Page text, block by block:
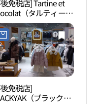
免税店] Tartine et
（タルティーヌ
ョコラ）・ロッテ
店アンサン（安山）
티네쇼콜라 롯데백
안산점)
免税店]
（ブラックヤ